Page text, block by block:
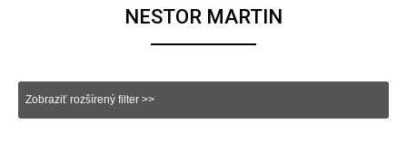
NESTOR MARTIN
Zobraziť rozšírený filter >>